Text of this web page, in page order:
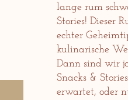
lange rum
Stories! Dieser
echter
kulinarische
Dann sind wir
Snacks &
erwartet, oder